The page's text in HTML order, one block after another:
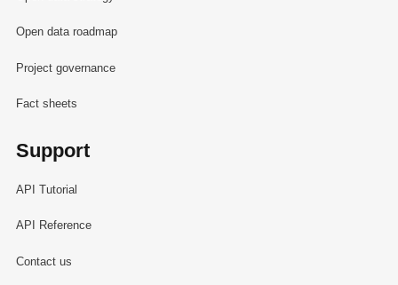
Open data roadmap
Project governance
Fact sheets
Support
API Tutorial
API Reference
Contact us